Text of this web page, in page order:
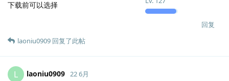
下载前可以选择
回复
laoniu0909 回复了此帖
L laoniu0909 22 6月